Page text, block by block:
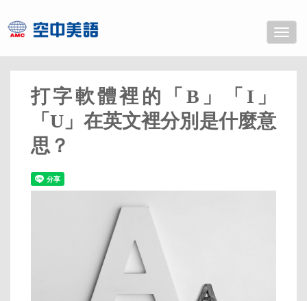
Toggle
打字軟體裡的「B」「I」
「U」在英文裡分別是什麼意
思？